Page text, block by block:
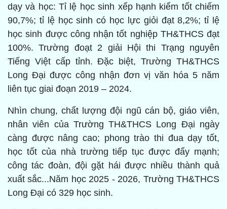
dạy và học: Tỉ lệ học sinh xếp hạnh kiểm tốt chiếm
90,7%; tỉ lệ học sinh có học lực giỏi đạt 8,2%; tỉ lệ
học sinh được công nhận tốt nghiệp TH&THCS đạt
100%. Trường đoạt 2 giải Hội thi Trạng nguyên
Tiếng Việt cấp tỉnh. Đặc biệt, Trường TH&THCS
Long Đại được công nhận đơn vị văn hóa 5 năm
liên tục giai đoạn 2019 – 2024.
Nhìn chung, chất lượng đội ngũ cán bộ, giáo viên,
nhân viên của Trường TH&THCS Long Đại ngày
càng được nâng cao; phong trào thi đua dạy tốt,
học tốt của nhà trường tiếp tục được đẩy mạnh;
công tác đoàn, đội gặt hái được nhiều thành quả
xuất sắc...Năm học 2025 - 2026, Trường TH&THCS
Long Đại có 329 học sinh.